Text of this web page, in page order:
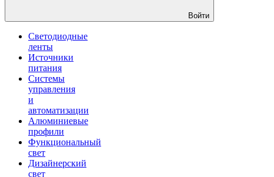
Войти
Светодиодные
ленты
Источники
питания
Системы
управления
и
автоматизации
Алюминиевые
профили
Функциональный
свет
Дизайнерский
свет